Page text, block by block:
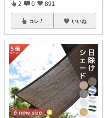
2 0 891
コレ いいね